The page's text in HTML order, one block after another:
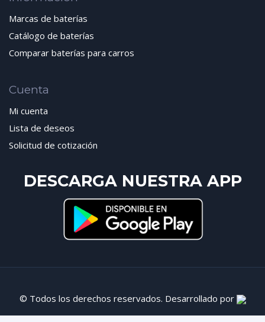
Marcas de baterías
Catálogo de baterías
Comparar baterías para carros
Cuenta
Mi cuenta
Lista de deseos
Solicitud de cotización
DESCARGA NUESTRA APP
© Todos los derechos reservados. Desarrollado por